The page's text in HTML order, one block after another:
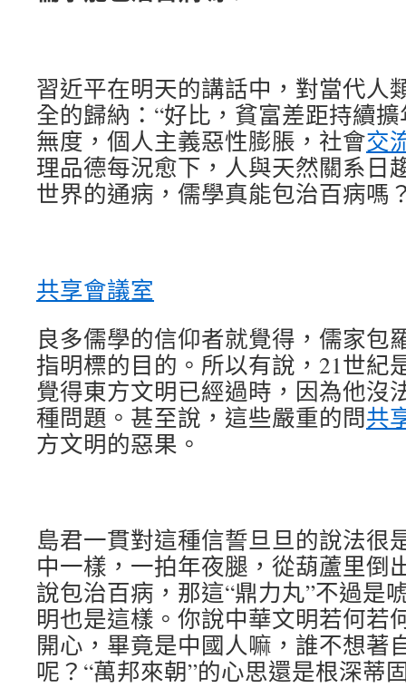
習近平在明天的講話中，對當代人
全的歸納：“好比，貧富差距持續
無度，個人主義惡性膨脹，社會交
理品德每況愈下，人與天然關系日
世界的通病，儒學真能包治百病嗎
共享會議室
良多儒學的信仰者就覺得，儒家包
指明標的目的。所以有說，21世紀
覺得東方文明已經過時，因為他沒
種問題。甚至說，這些嚴重的問共
方文明的惡果。
島君一貫對這種信誓旦旦的說法很
中一樣，一拍年夜腿，從葫蘆里倒
說包治百病，那這“鼎力丸”不過是
明也是這樣。你說中華文明若何若
開心，畢竟是中國人嘛，誰不想著
呢？“萬邦來朝”的心思還是根深蒂